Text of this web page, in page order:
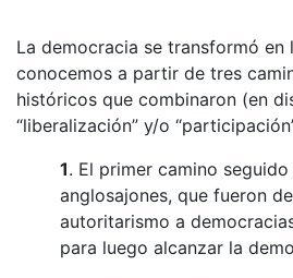
La democracia se transformó en
conocemos a partir de tres
históricos que combinaron (en
“liberalización” y/o
1. El primer camino
anglosajones, que fueron
autoritarismo a
para luego alcanzar la